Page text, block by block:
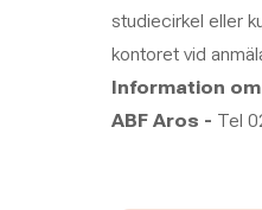
studiecirkel eller
kontoret vid
Information
ABF Aros - Tel